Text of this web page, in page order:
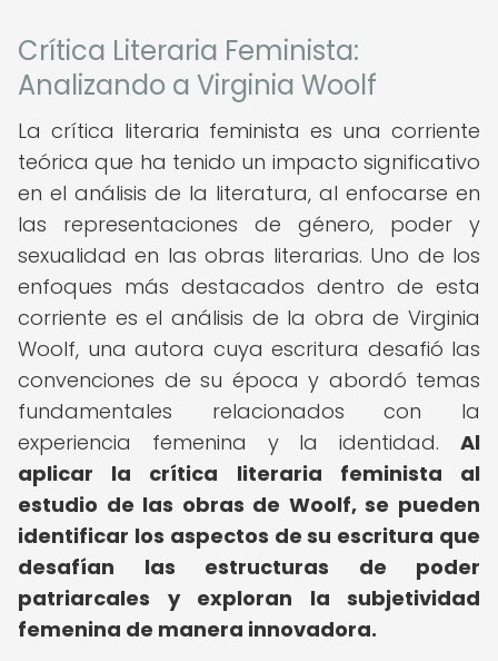
Crítica Literaria Feminista:
Analizando a Virginia Woolf
La crítica literaria feminista es una corriente
teórica que ha tenido un impacto significativo
en el análisis de la literatura, al enfocarse en
las representaciones de género, poder y
sexualidad en las obras literarias. Uno de los
enfoques más destacados dentro de esta
corriente es el análisis de la obra de Virginia
Woolf, una autora cuya escritura desafió las
convenciones de su época y abordó temas
fundamentales relacionados con la
experiencia femenina y la identidad. Al
aplicar la crítica literaria feminista al
estudio de las obras de Woolf, se pueden
identificar los aspectos de su escritura que
desafían las estructuras de poder
patriarcales y exploran la subjetividad
femenina de manera innovadora.